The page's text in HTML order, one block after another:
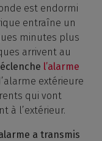
est endormi
entraîne un
minutes plus
arrivent au
l’alarme
extérieure
qui vont
à l’extérieur.
a transmis